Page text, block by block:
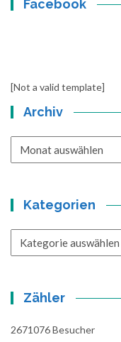
Facebook
[Not a valid template]
Archiv
Kategorien
Zähler
2671076Besucher